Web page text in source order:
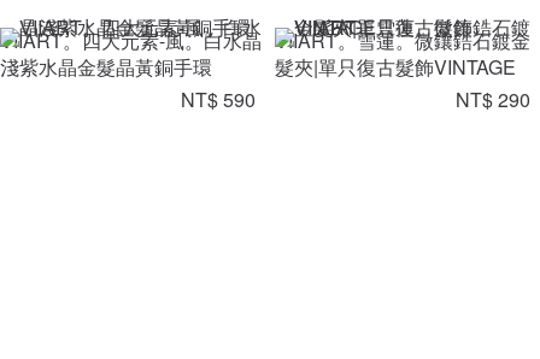
VIIART。四大元素-風。白水晶
淺紫水晶金髮晶黃銅手環
NT$ 590
VIIART。雪蓮。微鑲鋯石鍍金
髮夾|單只復古髮飾VINTAGE
NT$ 290